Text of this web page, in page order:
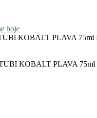
boje
KOBALT PLAVA 75ml